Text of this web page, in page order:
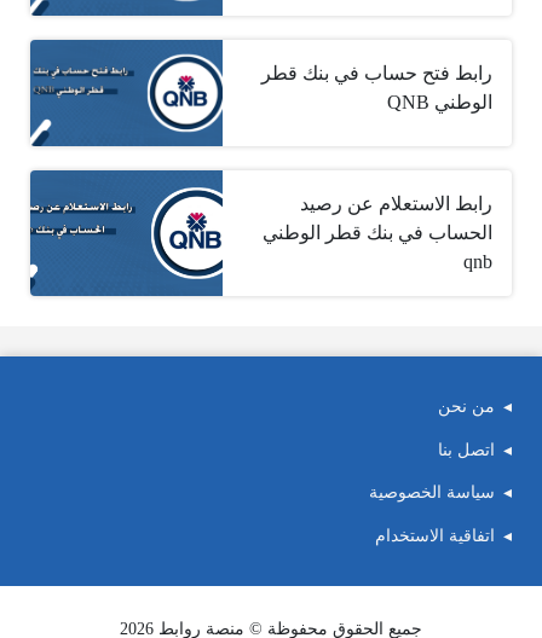
رابط فتح حساب في بنك قطر
الوطني ‎ QNB
رابط الاستعلام عن رصيد
الحساب في بنك قطر الوطني
qnb
من نحن
اتصل بنا
سياسة الخصوصية
اتفاقية الاستخدام
جميع الحقوق محفوظة © منصة روابط 2026